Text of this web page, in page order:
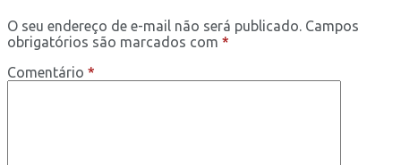
O seu endereço de e-mail não será publicado. Campos
obrigatórios são marcados com *
Comentário *